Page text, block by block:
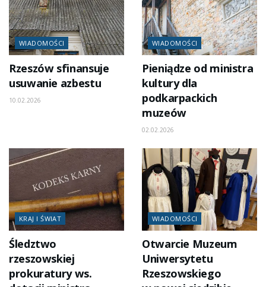
WIADOMOŚCI
Rzeszów sfinansuje
usuwanie azbestu
10.02.2026
WIADOMOŚCI
Pieniądze od ministra
kultury dla
podkarpackich
muzeów
02.02.2026
KRAJ I ŚWIAT
Śledztwo
rzeszowskiej
prokuratury ws.
WIADOMOŚCI
Otwarcie Muzeum
Uniwersytetu
Rzeszowskiego